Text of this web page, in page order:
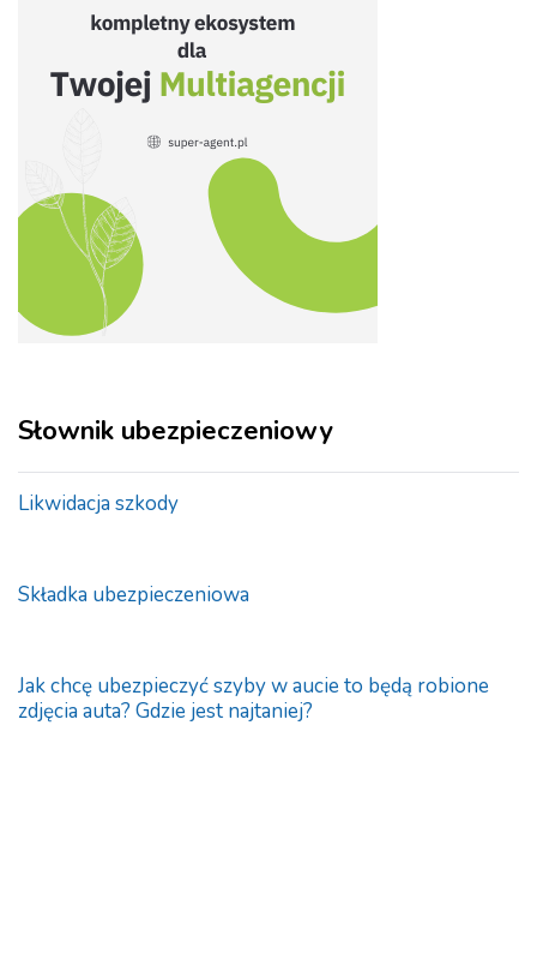
Słownik ubezpieczeniowy
Likwidacja szkody
Składka ubezpieczeniowa
Jak chcę ubezpieczyć szyby w aucie to będą robione
zdjęcia auta? Gdzie jest najtaniej?